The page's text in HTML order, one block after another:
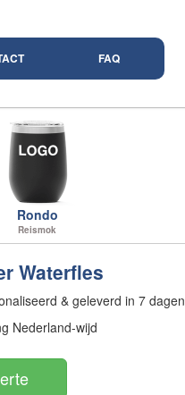
FAQ
Rondo
Reismok
Waterfles
& geleverd in 7 dagen
Nederland-wijd